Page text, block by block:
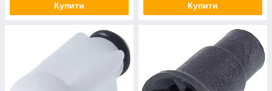
Купити Купити